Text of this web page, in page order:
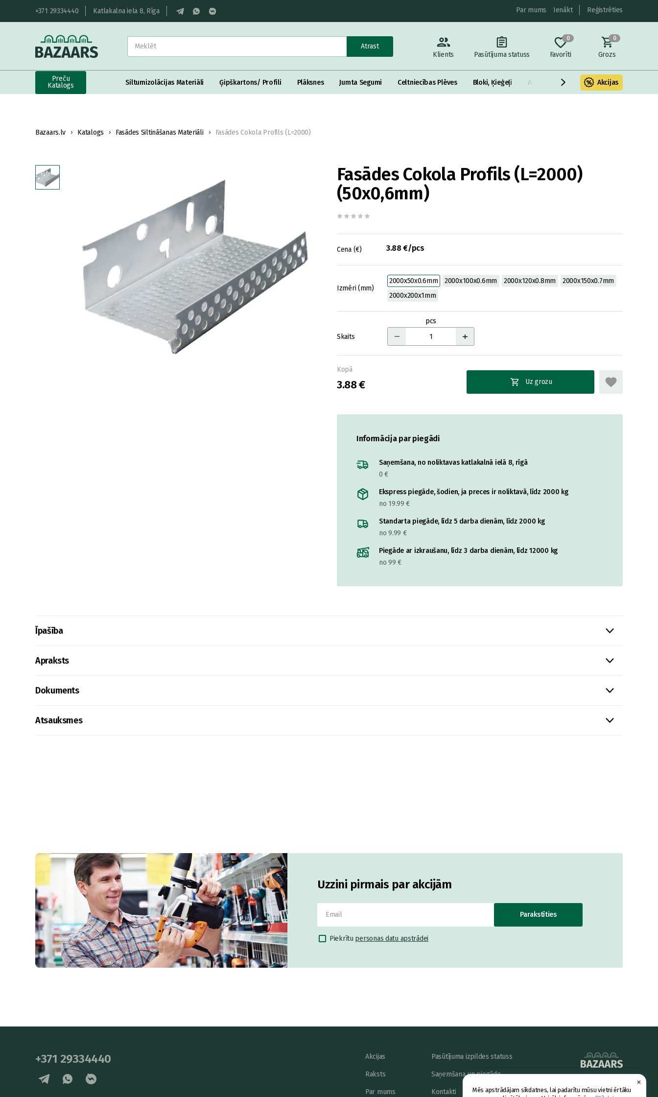
×
Mēs apstrādājam sīkdatnes, lai padarītu mūsu vietni ērtāku
+371 29334440 Katlakalna iela 8, Rīga Par mums Ienākt Reģistrēties
Atrast
Klients
Pasūtījuma statuss
0
Favorīti
0
Grozs
Preču
Katalogs
Siltumizolācijas Materiāli Ģipškartons/ Profili Plāksnes Jumta Segumi Celtniecības Plēves Bloki, Ķieģeļi Armatūra un metāls Fasādes
Akcijas
Bazaars.lv Katalogs Fasādes Siltināšanas Materiāli Fasādes Cokola Profils (L=2000)
Fasādes Cokola Profils (L=2000)
(50x0,6mm)
Cena (€) 3.88 €/pcs
Izmēri (mm)
2000x50x0.6mm 2000x100x0.6mm 2000x120x0.8mm
2000x150x0.7mm
2000x200x1mm
Skaits
pcs
Kopā
3.88 € Uz grozu
Informācija par piegādi
Saņemšana, no noliktavas katlakalnā ielā 8, rīgā
0 €
Ekspress piegāde, šodien, ja preces ir noliktavā, līdz 2000 kg
no 19.99 €
Standarta piegāde, līdz 5 darba dienām, līdz 2000 kg
no 9.99 €
Piegāde ar izkraušanu, līdz 3 darba dienām, līdz 12000 kg
no 99 €
Īpašība
Apraksts
Dokuments
Atsauksmes
Uzzini pirmais par akcijām
Parakstīties
Piekrītu personas datu apstrādei
+371 29334440 Akcijas
Raksts
Par mums
Pasūtījuma izpildes statuss
Saņemšana un piegāde
Kontakti